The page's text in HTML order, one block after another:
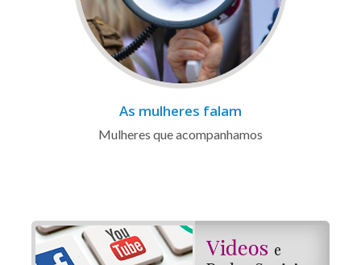
As mulheres falam
Mulheres que acompanhamos